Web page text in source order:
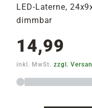
LED-Laterne,
dimmbar
14,99
inkl. MwSt. zzgl.